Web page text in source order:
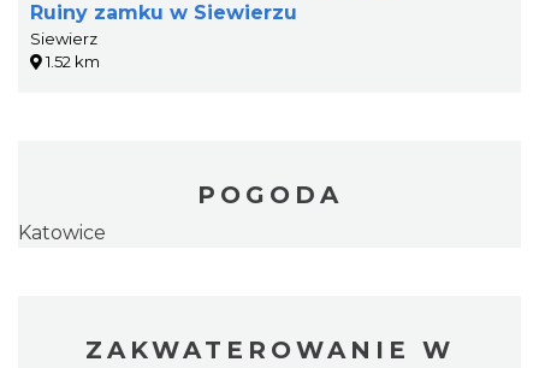
Ruiny zamku w Siewierzu
Siewierz
1.52 km
POGODA
Katowice
ZAKWATEROWANIE W